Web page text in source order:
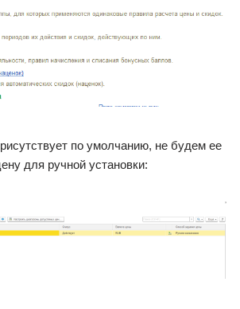
по умолчанию, не будем ее
для ручной установки: